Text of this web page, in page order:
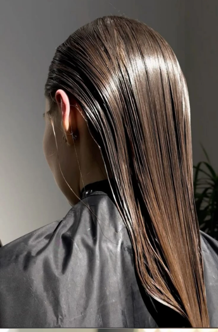
के जड़ों से लेकर अंतिम छोर तक अच्छे से लगाएं।
करीब 15 से 20 मिनट तक अच्छे से मसाज करें।